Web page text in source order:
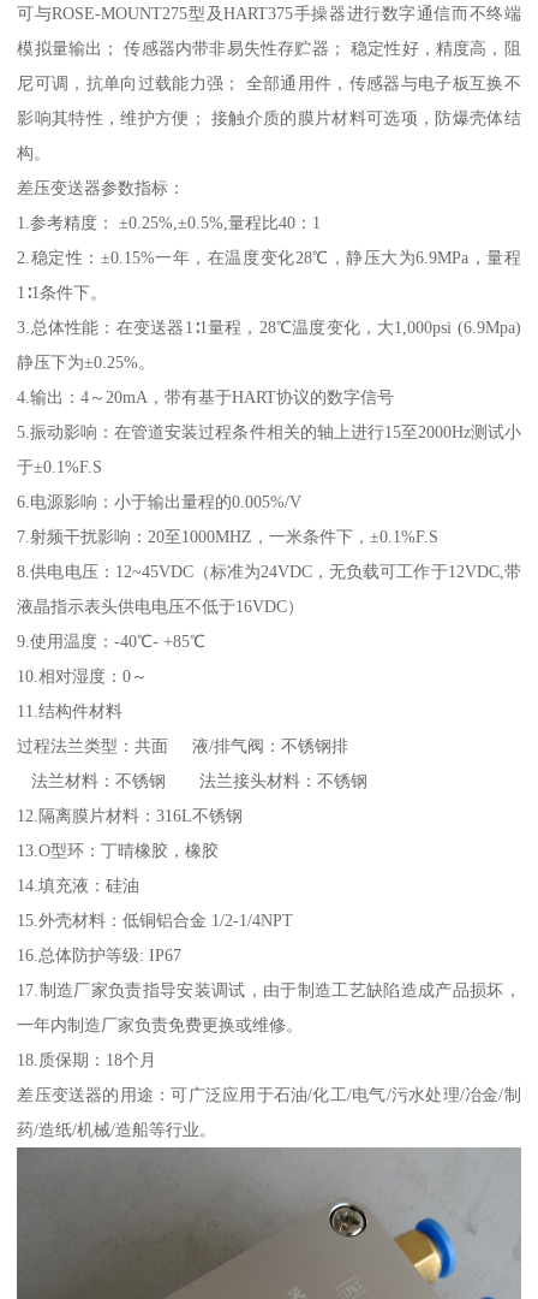
可与ROSE-MOUNT275型及HART375手操器进行数字通信而不终端
模拟量输出； 传感器内带非易失性存贮器； 稳定性好，精度高，阻
尼可调，抗单向过载能力强； 全部通用件，传感器与电子板互换不
影响其特性，维护方便； 接触介质的膜片材料可选项，防爆壳体结
构。
差压变送器参数指标：
1.参考精度： ±0.25%,±0.5%,量程比40：1
2.稳定性：±0.15%一年，在温度变化28℃，静压大为6.9MPa，量程
1∶1条件下。
3.总体性能：在变送器1∶1量程，28℃温度变化，大1,000psi (6.9Mpa)
静压下为±0.25%。
4.输出：4～20mA，带有基于HART协议的数字信号
5.振动影响：在管道安装过程条件相关的轴上进行15至2000Hz测试小
于±0.1%F.S
6.电源影响：小于输出量程的0.005%/V
7.射频干扰影响：20至1000MHZ，一米条件下，±0.1%F.S
8.供电电压：12~45VDC（标准为24VDC，无负载可工作于12VDC,带
液晶指示表头供电电压不低于16VDC）
9.使用温度：-40℃- +85℃
10.相对湿度：0～
11.结构件材料
过程法兰类型：共面 液/排气阀：不锈钢排
法兰材料：不锈钢 法兰接头材料：不锈钢
12.隔离膜片材料：316L不锈钢
13.O型环：丁晴橡胶，橡胶
14.填充液：硅油
15.外壳材料：低铜铝合金 1/2-1/4NPT
16.总体防护等级: IP67
17.制造厂家负责指导安装调试，由于制造工艺缺陷造成产品损坏，
一年内制造厂家负责免费更换或维修。
18.质保期：18个月
差压变送器的用途：可广泛应用于石油/化工/电气/污水处理/冶金/制
药/造纸/机械/造船等行业。